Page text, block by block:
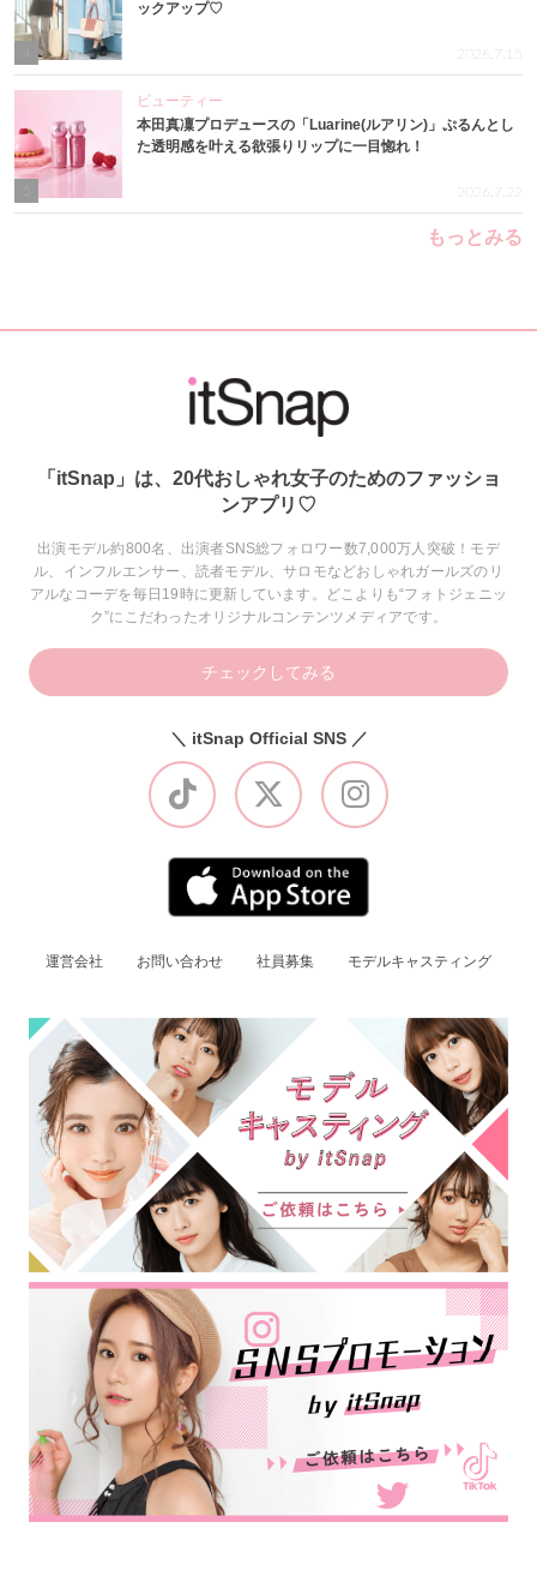
4
ックアップ♡
2026.7.15
ビューティー
本田真凜プロデュースの「Luarine(ルアリン)」ぷるんとし
た透明感を叶える欲張りリップに一目惚れ！
2026.7.22
もっとみる
「itSnap」は、20代おしゃれ女子のためのファッショ
ンアプリ♡
出演モデル約800名、出演者SNS総フォロワー数7,000万人突破！モデ
ル、インフルエンサー、読者モデル、サロモなどおしゃれガールズのリ
アルなコーデを毎日19時に更新しています。どこよりも“フォトジェニッ
ク”にこだわったオリジナルコンテンツメディアです。
チェックしてみる
＼ itSnap Official SNS ／
運営会社 お問い合わせ 社員募集 モデルキャスティング